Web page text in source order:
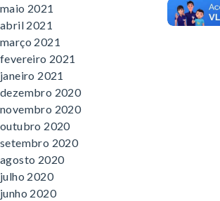
maio 2021
abril 2021
março 2021
fevereiro 2021
janeiro 2021
dezembro 2020
novembro 2020
outubro 2020
setembro 2020
agosto 2020
julho 2020
junho 2020